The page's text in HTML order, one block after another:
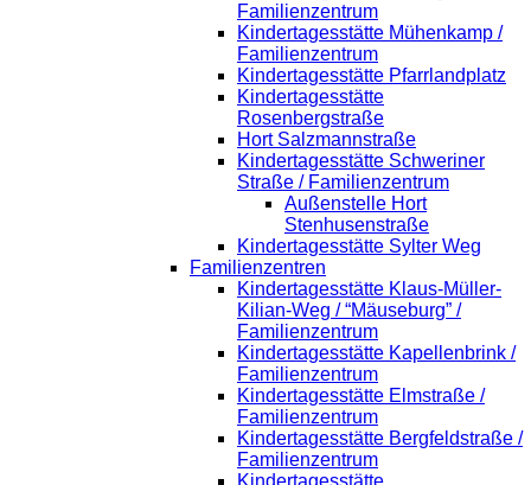
Familienzentrum
Kindertagesstätte Mühenkamp /
Familienzentrum
Kindertagesstätte Pfarrlandplatz
Kindertagesstätte
Rosenbergstraße
Hort Salzmannstraße
Kindertagesstätte Schweriner
Straße / Familienzentrum
Außenstelle Hort
Stenhusenstraße
Kindertagesstätte Sylter Weg
Familienzentren
Kindertagesstätte Klaus-Müller-
Kilian-Weg / “Mäuseburg” /
Familienzentrum
Kindertagesstätte Kapellenbrink /
Familienzentrum
Kindertagesstätte Elmstraße /
Familienzentrum
Kindertagesstätte Bergfeldstraße /
Familienzentrum
Kindertagesstätte